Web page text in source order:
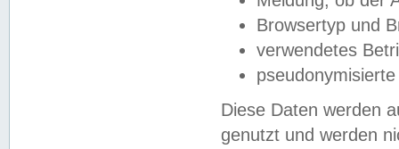
Browsertyp und
verwendetes
Diese Daten werden
genutzt und werden